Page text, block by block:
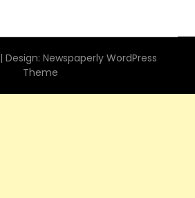
| Design: Newspaperly WordPress
Theme